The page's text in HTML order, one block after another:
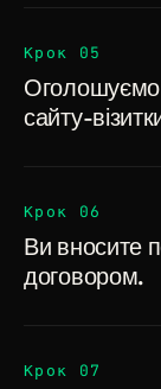
Крок 05
Оголошуємо
сайту-
Крок 06
Ви вносите
договором.
Крок 07